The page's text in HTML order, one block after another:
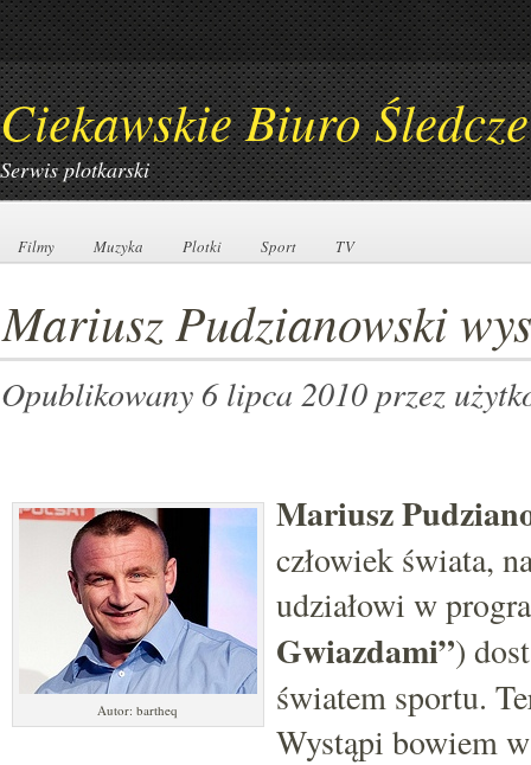
Ciekawskie Biuro Śledcze
Serwis plotkarski
Filmy
Filmy Muzyka
Muzyka Plotki
Plotki Sport
Sport TV
TV
Mariusz Pudzianowski
Opublikowany 6 lipca 2010przez
Autor: bartheq
Mariusz
człowiek świata,
udziałowi w
Gwiazdami”)
światem sportu.
Wystąpi bowiem